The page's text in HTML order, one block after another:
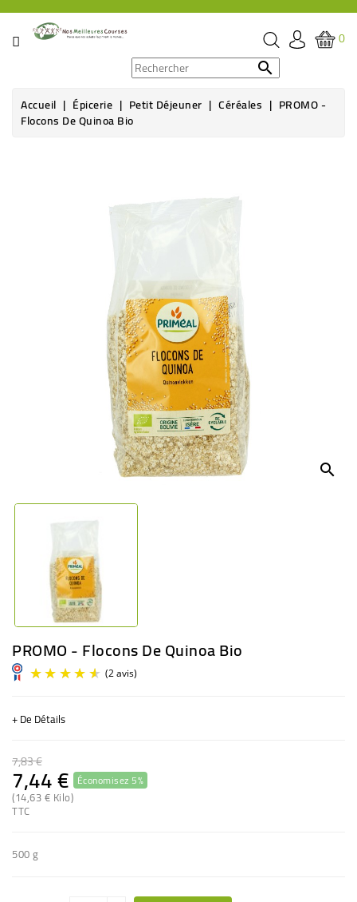
CATÉGORIE
ÉPICERIE
0

Accueil Épicerie Petit Déjeuner Céréales PROMO -
Flocons De Quinoa Bio
search
PROMO - Flocons De Quinoa Bio
(2 avis)
+ De Détails
7,83 €
7,44 € Économisez 5%
(14,63 € Kilo)
TTC
500 g